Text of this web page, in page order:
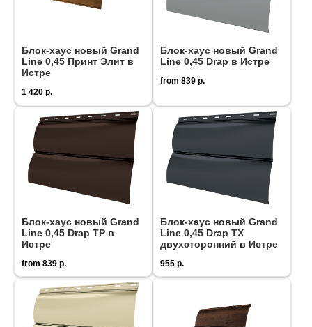
Блок-хаус новый Grand
Line 0,45 Принт Элит в
Истре
1 420 р.
Блок-хаус новый Grand
Line 0,45 Drap в Истре
from 839 р.
Блок-хаус новый Grand
Line 0,45 Drap ТР в
Истре
from 839 р.
Блок-хаус новый Grand
Line 0,45 Drap ТХ
двухсторонний в Истре
955 р.